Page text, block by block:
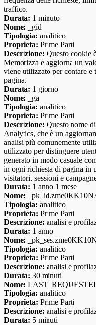
traffico.
Durata: 1 minuto
Nome: _gid
Tipologia: analitico
Proprieta: Prime Parti
Descrizione: Questo cookie
Memorizza e aggiorna un
viene utilizzato per contare e
pagina.
Durata: 1 giorno
Nome: _ga
Tipologia: analitico
Proprieta: Prime Parti
Descrizione: Questo nome
Analytics, che è un
analisi più comunemente
utilizzato per distinguere
generato in modo casuale
in ogni richiesta di pagina in
visitatori, sessioni e
Durata: 1 anno 1 mese
Nome:
Tipologia: analitico
Proprieta: Prime Parti
Descrizione: analisi e
Durata: 1 anno
Nome:
Tipologia: analitico
Proprieta: Prime Parti
Descrizione: analisi e
Durata: 30 minuti
Nome:
Tipologia: analitico
Proprieta: Prime Parti
Descrizione: analisi e
Durata: 5 minuti